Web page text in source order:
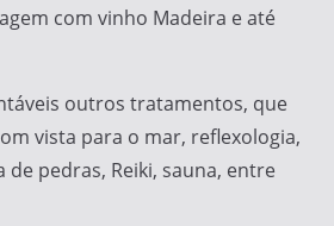
com vinho Madeira e até
outros tratamentos, que
vista para o mar, reflexologia,
pedras, Reiki, sauna, entre